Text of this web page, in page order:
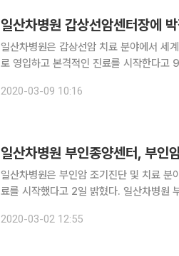
일산차병원 갑상선암센터장에
일산차병원은 갑상선암 치료 분야에서 세
로 영입하고 본격적인 진료를 시작한다고
연세대학교 의과대학 외과 교수로 재직하
2020-03-09 10:16
일산차병원 부인종양센터, 부인
일산차병원은 부인암 조기진단 및 치료 분
료를 시작했다고 2일 밝혔다. 일산차병원
년 동안 경희의료원과 강동경희대병원에서
2020-03-02 12:55